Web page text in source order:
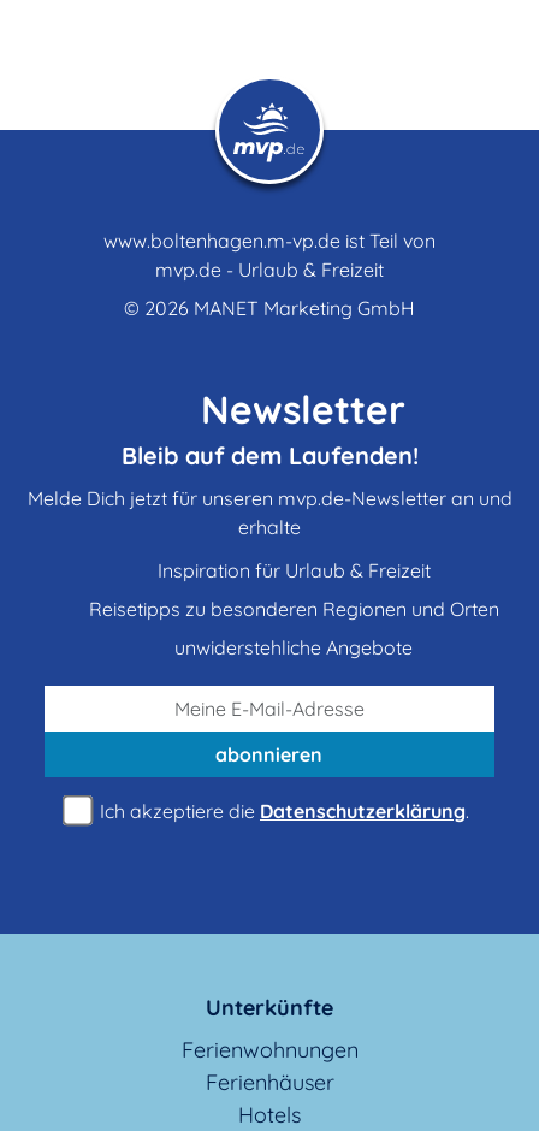
www.boltenhagen.m-vp.de ist Teil von
mvp.de - Urlaub & Freizeit
© 2026 MANET Marketing GmbH
Newsletter
Bleib auf dem Laufenden!
Melde Dich jetzt für unseren mvp.de-Newsletter an und
erhalte
Inspiration für Urlaub & Freizeit
Reisetipps zu besonderen Regionen und Orten
unwiderstehliche Angebote
abonnieren
Ich akzeptiere die Datenschutzerklärung.
Unterkünfte
Ferienwohnungen
Ferienhäuser
Hotels